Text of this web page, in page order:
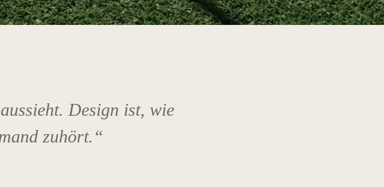
Design ist, wie
zuhört.“